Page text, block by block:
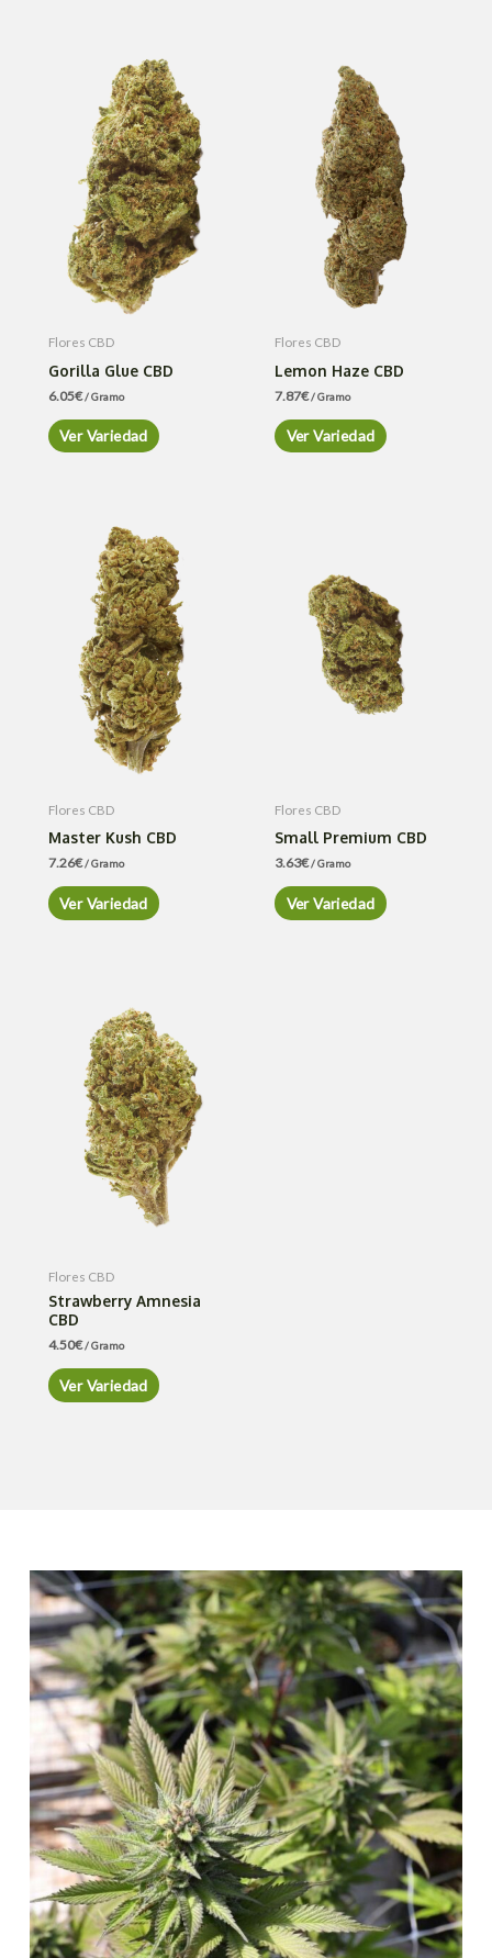
Flores CBD
Gorilla Glue CBD
6.05€/ Gramo
Ver Variedad
Flores CBD
Lemon Haze CBD
7.87€/ Gramo
Ver Variedad
Flores CBD
Master Kush CBD
7.26€/ Gramo
Ver Variedad
Flores CBD
Small Premium CBD
3.63€/ Gramo
Ver Variedad
Flores CBD
Strawberry Amnesia
CBD
4.50€/ Gramo
Ver Variedad